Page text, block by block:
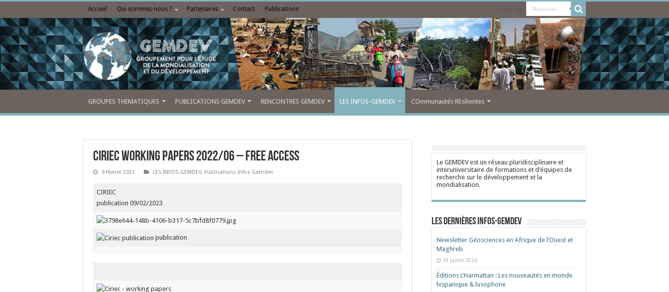
Accueil Qui sommes-nous ? Partenaires Contact Publications
GROUPES THEMATIQUES PUBLICATIONS GEMDEV RENCONTRES GEMDEV LES INFOS-GEMDEV COmmunautés REsilientes
CIRIEC Working Papers 2022/06 – FREE ACCESS
9 février 2023 LES INFOS-GEMDEV, Publications Infos Gemdev
CIRIEC
publication 09/02/2023
publication
Le GEMDEV est un réseau pluridisciplinaire et
interuniversitaire de formations et d’équipes de
recherche sur le développement et la
mondialisation.
Les dernières Infos-Gemdev
Newsletter Géosciences en Afrique de l’Ouest et
Maghreb
10 juillet 2026
Éditions L’Harmattan : Les nouveautés en monde
hispanique & lusophone